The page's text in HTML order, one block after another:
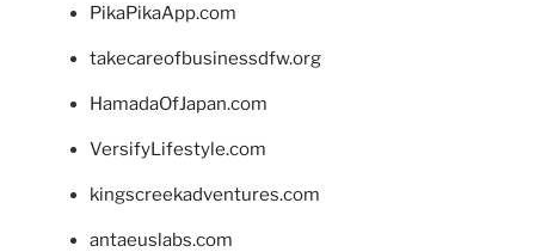
PikaPikaApp.com
takecareofbusinessdfw.org
HamadaOfJapan.com
VersifyLifestyle.com
kingscreekadventures.com
antaeuslabs.com